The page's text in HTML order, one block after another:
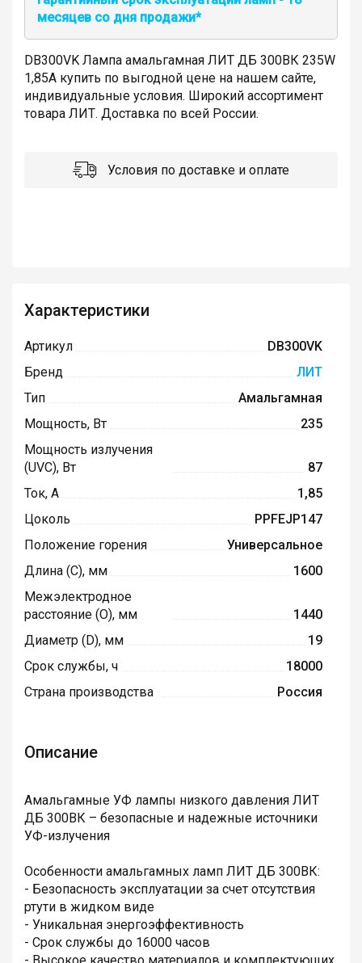
месяцев со дня продажи*
DB300VK Лампа амальгамная ЛИТ ДБ 300ВК 235W
1,85A купить по выгодной цене на нашем сайте,
индивидуальные условия. Широкий ассортимент
товара ЛИТ. Доставка по всей России.
Условия по доставке и оплате
Характеристики
Артикул
DB300VK
Бренд
ЛИТ
Тип
Амальгамная
Мощность, Вт
235
Мощность излучения
(UVC), Вт
87
Ток, А
1,85
Цоколь
PPFEJP147
Положение горения
Универсальное
Длина (C), мм
1600
Межэлектродное
расстояние (O), мм
1440
Диаметр (D), мм
19
Срок службы, ч
18000
Страна производства
Россия
Описание
Амальгамные УФ лампы низкого давления ЛИТ
ДБ 300ВК – безопасные и надежные источники
УФ-излучения
Особенности амальгамных ламп ЛИТ ДБ 300ВК:
- Безопасность эксплуатации за счет отсутствия
ртути в жидком виде
- Уникальная энергоэффективность
- Срок службы до 16000 часов